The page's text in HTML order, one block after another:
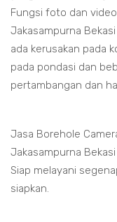
Fungsi foto dan
Jakasampurna
ada kerusakan pada
pada pondasi dan
pertambangan dan
Jasa Borehole
Jakasampurna
Siap melayani
siapkan.